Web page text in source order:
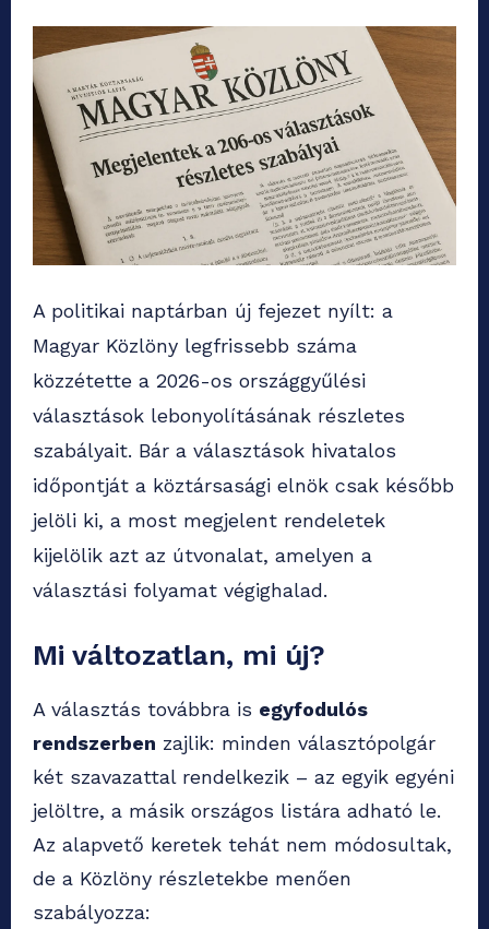
A politikai naptárban új fejezet nyílt: a
Magyar Közlöny legfrissebb száma
közzétette a 2026-os országgyűlési
választások lebonyolításának részletes
szabályait. Bár a választások hivatalos
időpontját a köztársasági elnök csak később
jelöli ki, a most megjelent rendeletek
kijelölik azt az útvonalat, amelyen a
választási folyamat végighalad.
Mi változatlan, mi új?
A választás továbbra is egyfodulós
rendszerben zajlik: minden választópolgár
két szavazattal rendelkezik – az egyik egyéni
jelöltre, a másik országos listára adható le.
Az alapvető keretek tehát nem módosultak,
de a Közlöny részletekbe menően
szabályozza: